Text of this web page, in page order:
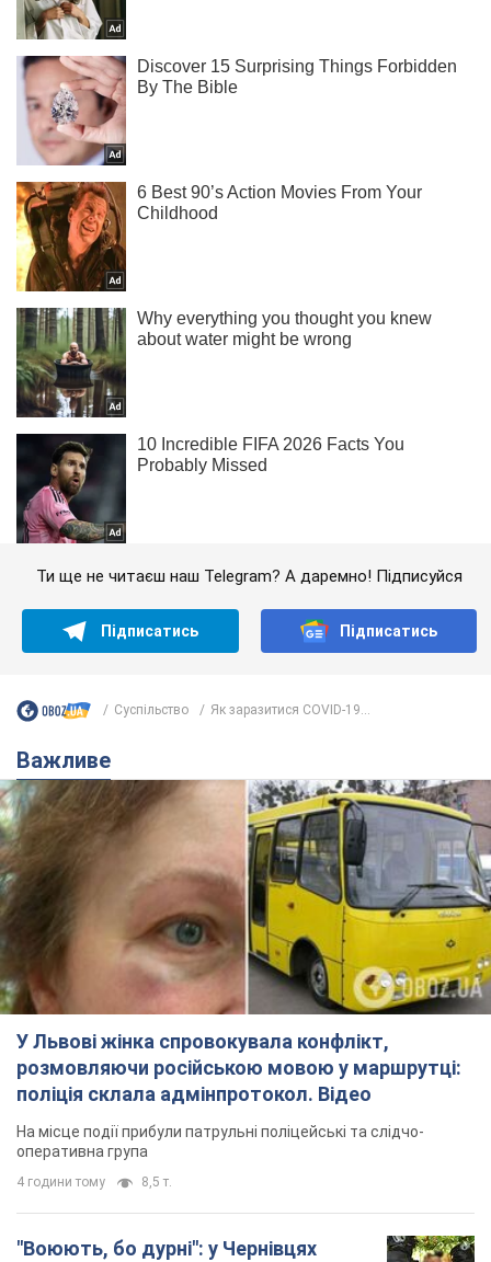
Ти ще не читаєш наш Telegram? А даремно! Підписуйся
Підписатись Підписатись
Суспільство Як заразитися COVID-19...
Важливе
У Львові жінка спровокувала конфлікт,
розмовляючи російською мовою у маршрутці:
поліція склала адмінпротокол. Відео
На місце події прибули патрульні поліцейські та слідчо-
оперативна група
4 години тому 8,5 т.
"Воюють, бо дурні": у Чернівцях